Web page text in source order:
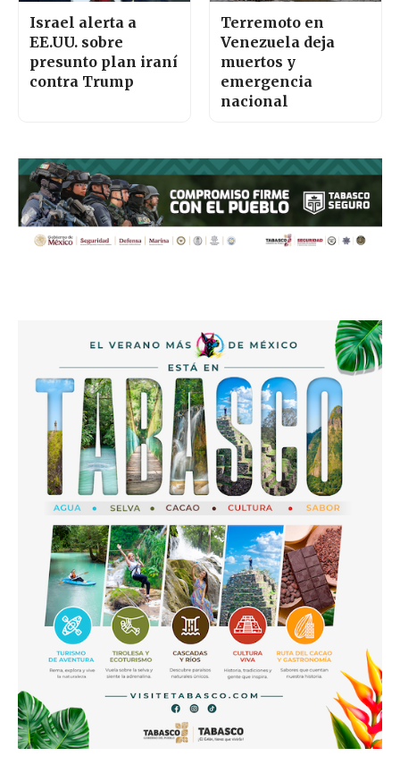
Israel alerta a
EE.UU. sobre
presunto plan iraní
contra Trump
Terremoto en
Venezuela deja
muertos y
emergencia
nacional